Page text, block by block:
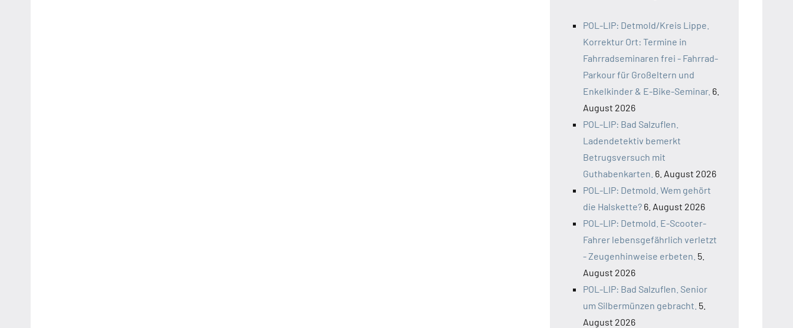
POL-LIP: Detmold/Kreis Lippe.
Korrektur Ort: Termine in
Fahrradseminaren frei - Fahrrad-
Parkour für Großeltern und
Enkelkinder & E-Bike-Seminar. 6.
August 2026
POL-LIP: Bad Salzuflen.
Ladendetektiv bemerkt
Betrugsversuch mit
Guthabenkarten. 6. August 2026
POL-LIP: Detmold. Wem gehört
die Halskette? 6. August 2026
POL-LIP: Detmold. E-Scooter-
Fahrer lebensgefährlich verletzt
- Zeugenhinweise erbeten. 5.
August 2026
POL-LIP: Bad Salzuflen. Senior
um Silbermünzen gebracht. 5.
August 2026